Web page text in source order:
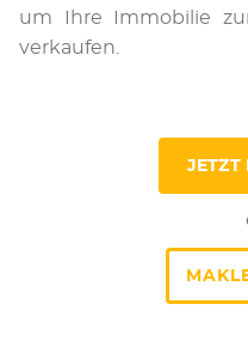
um Ihre Im­mo­bi­lie
ver­kau­fen.
JETZT